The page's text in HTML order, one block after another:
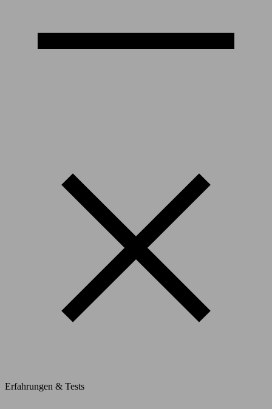
Erfahrungen & Tests